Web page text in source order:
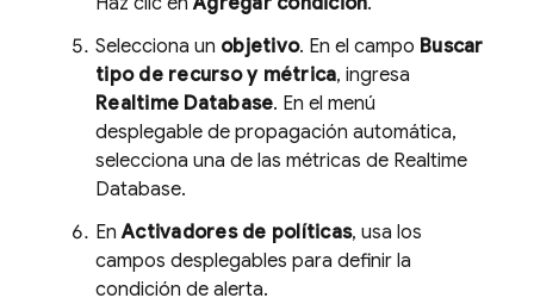
Selecciona un objetivo. En el campo Buscar
tipo de recurso y métrica, ingresa
Realtime Database. En el menú
desplegable de propagación automática,
selecciona una de las métricas de Realtime
Database.
EnActivadores de políticas, usa los
campos desplegables para definir la
condición de alerta.